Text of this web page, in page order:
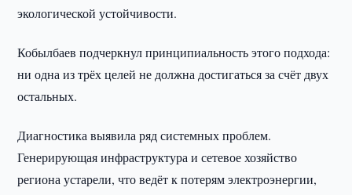
экологической устойчивости.
Кобылбаев подчеркнул принципиальность этого подхода:
ни одна из трёх целей не должна достигаться за счёт двух
остальных.
Диагностика выявила ряд системных проблем.
Генерирующая инфраструктура и сетевое хозяйство
региона устарели, что ведёт к потерям электроэнергии,